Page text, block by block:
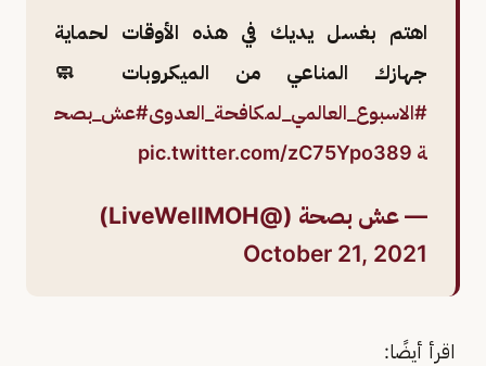
اهتم بغسل يديك في هذه الأوقات لحماية
جهازك المناعي من الميكروبات 🧼
#الاسبوع_العالمي_لمكافحة_العدوى#عش_بصح
ة pic.twitter.com/zC75Ypo389
— عش بصحة (@LiveWellMOH)
October 21, 2021
اقرأ أيضًا: